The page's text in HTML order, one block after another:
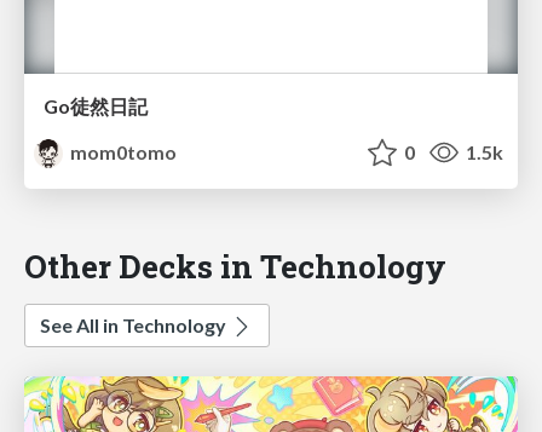
Go徒然日記
mom0tomo
0 1.5k
Other Decks in Technology
See All in Technology